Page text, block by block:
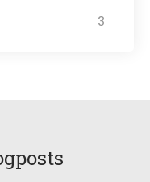
3